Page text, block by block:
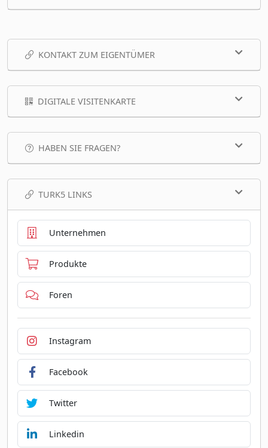
KONTAKT ZUM EIGENTÜMER
DIGITALE VISITENKARTE
HABEN SIE FRAGEN?
TURK5 LINKS
Unternehmen
Produkte
Foren
Instagram
Facebook
Twitter
Linkedin